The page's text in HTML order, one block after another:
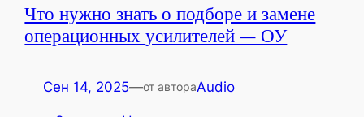
Что нужно знать о подборе и замене
операционных усилителей — ОУ
Сен 14, 2025—от автораAudio